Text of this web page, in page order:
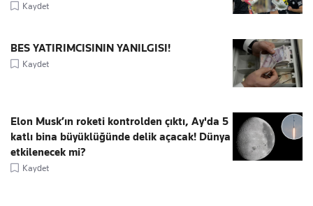
Kaydet
BES YATIRIMCISININ YANILGISI!
Kaydet
Elon Musk’ın roketi kontrolden çıktı, Ay'da 5
katlı bina büyüklüğünde delik açacak! Dünya
etkilenecek mi?
Kaydet